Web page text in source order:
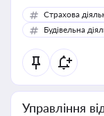
корисне для
бухгалтера під
державного
статусу суб'єктів
Страхова
Будівельна
Управління